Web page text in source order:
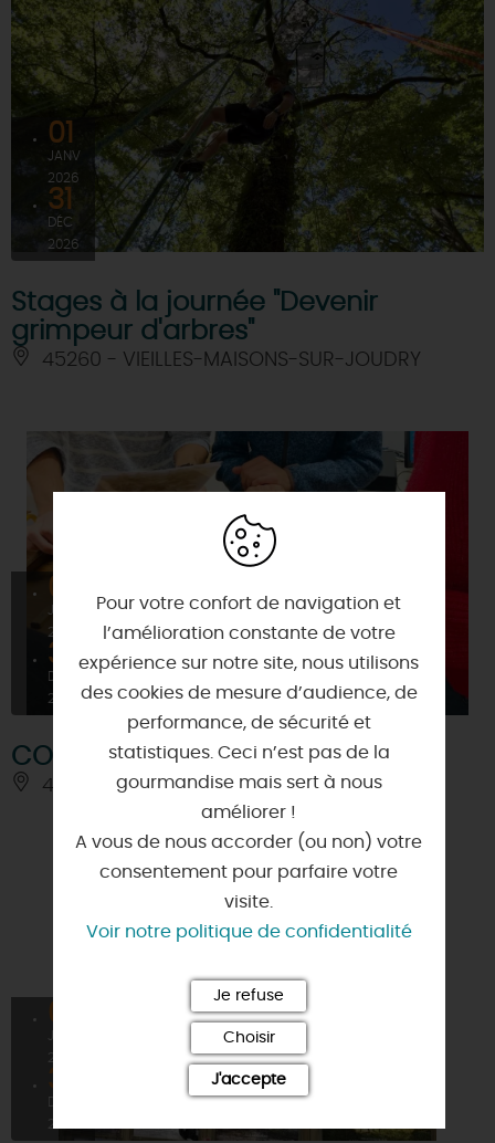
01
JANV
2026
31
DÉC
2026
Stages à la journée "Devenir
grimpeur d'arbres"
45260 - VIEILLES-MAISONS-SUR-JOUDRY
01
2026
31
DÉC
2026
COFFRE ESCAPE GAME
45770 - SARAN
01
2026
31
DÉC
2026
Pour votre confort de navigation et
l’amélioration constante de votre
expérience sur notre site, nous utilisons
des cookies de mesure d’audience, de
performance, de sécurité et
statistiques. Ceci n’est pas de la
gourmandise mais sert à nous
améliorer !
A vous de nous accorder (ou non) votre
consentement pour parfaire votre
visite.
Voir notre politique de confidentialité
Je refuse
Choisir
J'accepte